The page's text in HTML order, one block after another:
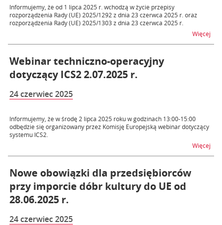
Informujemy, że od 1 lipca 2025 r. wchodzą w życie przepisy
rozporządzenia Rady (UE) 2025/1292 z dnia 23 czerwca 2025 r. oraz
rozporządzenia Rady (UE) 2025/1303 z dnia 23 czerwca 2025 r.
Więcej
Webinar techniczno-operacyjny
dotyczący ICS2 2.07.2025 r.
24 czerwiec 2025
Informujemy, że w środę 2 lipca 2025 roku w godzinach 13:00-15:00
odbędzie się organizowany przez Komisję Europejską webinar dotyczący
systemu ICS2.
Więcej
Nowe obowiązki dla przedsiębiorców
przy imporcie dóbr kultury do UE od
28.06.2025 r.
24 czerwiec 2025